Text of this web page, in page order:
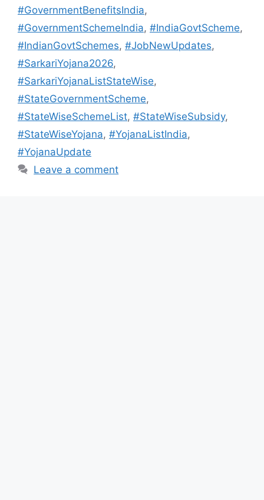
#GovernmentBenefitsIndia,
#GovernmentSchemeIndia, #IndiaGovtScheme,
#IndianGovtSchemes, #JobNewUpdates,
#SarkariYojana2026,
#SarkariYojanaListStateWise,
#StateGovernmentScheme,
#StateWiseSchemeList, #StateWiseSubsidy,
#StateWiseYojana, #YojanaListIndia,
#YojanaUpdate
Leave a comment